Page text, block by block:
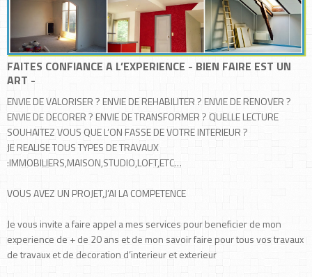
FAITES CONFIANCE A L’EXPERIENCE - BIEN FAIRE EST UN
ART -
ENVIE DE VALORISER ? ENVIE DE REHABILITER ? ENVIE DE RENOVER ?
ENVIE DE DECORER ? ENVIE DE TRANSFORMER ? QUELLE LECTURE
SOUHAITEZ VOUS QUE L’ON FASSE DE VOTRE INTERIEUR ?
JE REALISE TOUS TYPES DE TRAVAUX
:IMMOBILIERS,MAISON,STUDIO,LOFT,ETC…
VOUS AVEZ UN PROJET,J’AI LA COMPETENCE
Je vous invite a faire appel a mes services pour beneficier de mon
experience de + de 20 ans et de mon savoir faire pour tous vos travaux
de travaux et de decoration d’interieur et exterieur